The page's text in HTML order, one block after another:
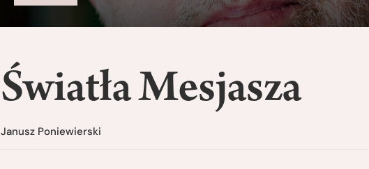
Światła Mesjasza
Janusz Poniewierski